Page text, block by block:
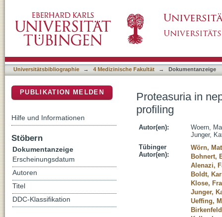
Universitätsbibliographie → 4 Medizinische Fakultät → Dokumentanzeige
Proteasuria in
profiling
Autor(en):
Woern,
Junger,
Tübinger
Autor(en):
Wörn,
Bohnert,
Alenazi,
Boldt,
Klose,
Junger,
Ueffing,
PUBLIKATION MELDEN
Hilfe und Informationen
Stöbern
Dokumentanzeige
Erscheinungsdatum
Autoren
Titel
DDC-Klassifikation